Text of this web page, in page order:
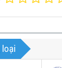
loại